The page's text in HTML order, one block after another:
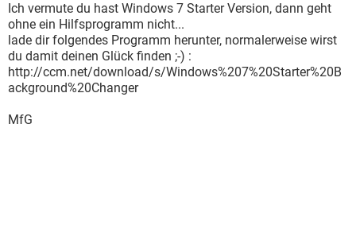
Ich vermute du hast Windows 7 Starter Version, dann geht
ohne ein Hilfsprogramm nicht...
lade dir folgendes Programm herunter, normalerweise wirst
du damit deinen Glück finden ;-) :
http://ccm.net/download/s/Windows%207%20Starter%20B
ackground%20Changer
MfG